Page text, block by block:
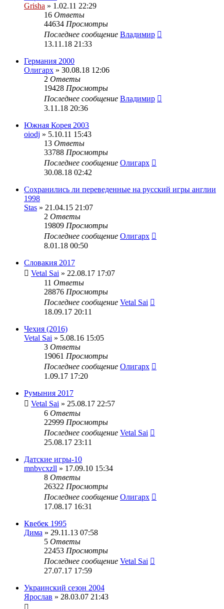
Grisha » 1.02.11 22:29
16 Ответы
44634 Просмотры
Последнее сообщение Владимир
13.11.18 21:33
Германия 2000
Олигарх » 30.08.18 12:06
2 Ответы
19428 Просмотры
Последнее сообщение Владимир
3.11.18 20:36
Южная Корея 2003
oiodj » 5.10.11 15:43
13 Ответы
33788 Просмотры
Последнее сообщение Олигарх
30.08.18 02:42
Сохранились ли переведенные на русский игры англии
1998
Stas » 21.04.15 21:07
2 Ответы
19809 Просмотры
Последнее сообщение Олигарх
8.01.18 00:50
Словакия 2017
Vetal Sai » 22.08.17 17:07
11 Ответы
28876 Просмотры
Последнее сообщение Vetal Sai
18.09.17 20:11
Чехия (2016)
Vetal Sai » 5.08.16 15:05
3 Ответы
19061 Просмотры
Последнее сообщение Олигарх
1.09.17 17:20
Румыния 2017
Vetal Sai » 25.08.17 22:57
6 Ответы
22999 Просмотры
Последнее сообщение Vetal Sai
25.08.17 23:11
Датские игры-10
mnbvcxzll » 17.09.10 15:34
8 Ответы
26322 Просмотры
Последнее сообщение Олигарх
17.08.17 16:31
Квебек 1995
Дима » 29.11.13 07:58
5 Ответы
22453 Просмотры
Последнее сообщение Vetal Sai
27.07.17 17:59
Украинский сезон 2004
Ярослав » 28.03.07 21:43